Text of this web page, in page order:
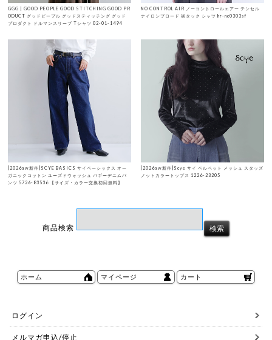
GGG | GOOD PEOPLE GOOD STITCHING GOOD PR
ODUCT グッドピープル グッドスティッチング グッド
プロダクト ドルマンスリーブ Tシャツ 02-01-1494
NO CONTROL AIR ノーコントロールエアー テンセル
ナイロンブロード 裾タック シャツ hr-nc0303sf
[2026aw新作]SCYE BASICS サイベーシックス オー
ガニックコットン ユーズドウォッシュ バギーデニムパ
ンツ 5726-83536 【サイズ・カラー交換初回無料】
[2026aw新作]Scye サイ ベルベット メッシュ スタッズ
ノットカラートップス 1226-23205
商品検索
ホーム マイページ カート
ログイン
メルマガ申込/停止